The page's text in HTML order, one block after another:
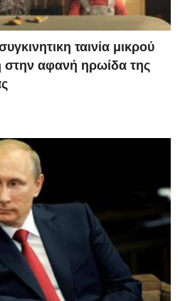
ταινία μικρού
στην αφανή ηρωίδα της